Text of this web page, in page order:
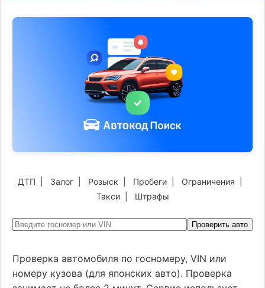
ДТП Залог Розыск Пробеги Ограничения
Такси| Штрафы
Проверить авто
Проверка автомобиля по госномеру, VIN или
номеру кузова (для японских авто). Проверка